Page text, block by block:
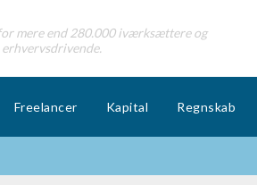
mere end 280.000 iværksættere og
Freelancer Kapital Regnskab